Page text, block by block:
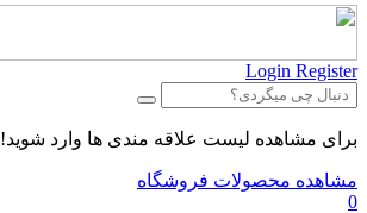
Login Register
برای مشاهده لیست علاقه مندی ها وارد شوید!
مشاهده محصولات فروشگاه
0